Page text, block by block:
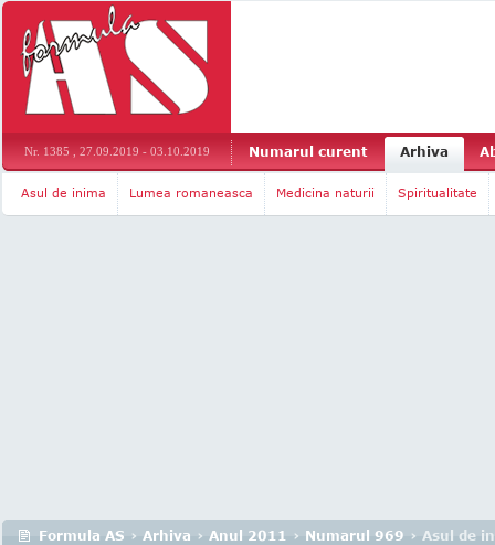
Nr. 1385 , 27.09.2019 - 03.10.2019 Numarul curent Arhiva
Asul de inima Lumea romaneasca Medicina naturii Spiritualitate
Formula AS › Arhiva › Anul 2011 › Numarul 969 › Asul de